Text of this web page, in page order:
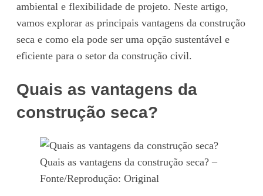
ambiental e flexibilidade de projeto. Neste artigo,
vamos explorar as principais vantagens da construção
seca e como ela pode ser uma opção sustentável e
eficiente para o setor da construção civil.
Quais as vantagens da
construção seca?
Quais as vantagens da construção seca? –
Fonte/Reprodução: Original